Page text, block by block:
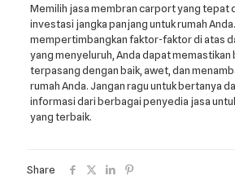
Memilih jasa membran carport yang tepat
investasi jangka panjang untuk rumah
mempertimbangkan faktor-faktor di atas
yang menyeluruh, Anda dapat memastikan
terpasang dengan baik, awet, dan
rumah Anda. Jangan ragu untuk bertanya
informasi dari berbagai penyedia jasa
yang terbaik.
Share